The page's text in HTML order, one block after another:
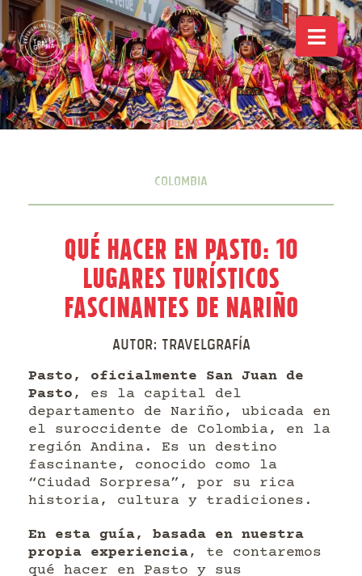
Colombia
Qué hacer en Pasto: 10
Lugares turísticos
fascinantes de Nariño
Autor: Travelgrafía
Pasto, oficialmente San Juan de
Pasto , es la capital del
departamento de Nariño, ubicada en
el suroccidente de Colombia, en la
región Andina. Es un destino
fascinante, conocido como la
“Ciudad Sorpresa”, por su rica
historia, cultura y tradiciones.
En esta guía, basada en nuestra
propia experiencia, te contaremos
qué hacer en Pasto y sus